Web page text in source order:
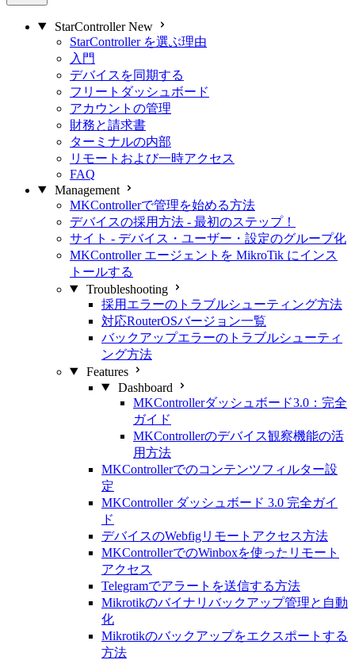
StarController New
StarController を選ぶ理由
入門
デバイスを同期する
フリートダッシュボード
アカウントの管理
財務と請求書
ターミナルの内部
リモートおよび一時アクセス
FAQ
Management
MKControllerで管理を始める方法
デバイスの採用方法 - 最初のステップ！
サイト - デバイス・ユーザー・設定のグループ化
MKController エージェントを MikroTik にインス
トールする
Troubleshooting
採用エラーのトラブルシューティング方法
対応RouterOSバージョン一覧
バックアップエラーのトラブルシューティ
ング方法
Features
Dashboard
MKControllerダッシュボード3.0：完全
ガイド
MKControllerのデバイス観察機能の活
用方法
MKControllerでのコンテンツフィルター設
定
MKController ダッシュボード 3.0 完全ガイ
ド
デバイスのWebfigリモートアクセス方法
MKControllerでのWinboxを使ったリモート
アクセス
Telegramでアラートを送信する方法
Mikrotikのバイナリバックアップ管理と自動
化
Mikrotikのバックアップをエクスポートする
方法